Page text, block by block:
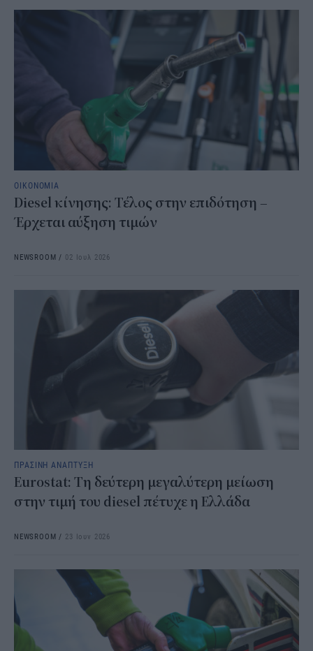
ΟΙΚΟΝΟΜΙΑ
Diesel κίνησης: Τέλος στην επιδότηση –
Έρχεται αύξηση τιμών
NEWSROOM / 02 Ιουλ 2026
ΠΡΑΣΙΝΗ ΑΝΑΠΤΥΞΗ
Eurostat: Τη δεύτερη μεγαλύτερη μείωση
στην τιμή του diesel πέτυχε η Ελλάδα
NEWSROOM / 23 Ιουν 2026